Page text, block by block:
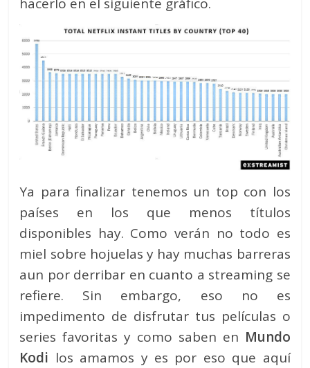
Ya para finalizar tenemos un top con los
países en los que menos títulos
disponibles hay. Como verán no todo es
miel sobre hojuelas y hay muchas barreras
aun por derribar en cuanto a streaming se
refiere. Sin embargo, eso no es
impedimento de disfrutar tus películas o
series favoritas y como saben en Mundo
Kodi los amamos y es por eso que aquí